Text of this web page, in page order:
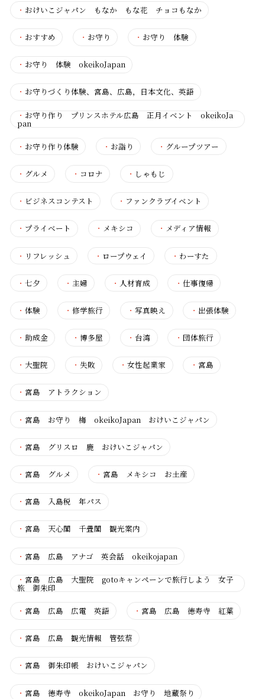
・ おけいこジャパン もなか もな花 チョコもなか
・ おすすめ ・ お守り ・ お守り 体験
・ お守り 体験 okeikoJapan
・ お守りづくり体験、宮島、広島，日本文化、英語
・ お守り作り プリンスホテル広島 正月イベント okeikoJa
pan
・ お守り作り体験 ・ お詣り ・ グループツアー
・ グルメ ・ コロナ ・ しゃもじ
・ ビジネスコンテスト ・ ファンクラブイベント
・ プライベート ・ メキシコ ・ メディア情報
・ リフレッシュ ・ ロープウェイ ・ わーすた
・ 七夕 ・ 主婦 ・ 人材育成 ・ 仕事復帰
・ 体験 ・修学旅行 ・写真映え ・ 出張体験
・ 助成金 ・博多屋 ・ 台湾 ・ 団体旅行
・ 大聖院 ・失敗 ・女性起業家 ・ 宮島
・ 宮島 アトラクション
・ 宮島 お守り 梅 okeikoJapan おけいこジャパン
・ 宮島 グリスロ 鹿 おけいこジャパン
・ 宮島 グルメ ・ 宮島 メキシコ お土産
・ 宮島 入島税 年パス
・ 宮島 天心閣 千畳閣 観光案内
・ 宮島 広島 アナゴ 英会話 okeikojapan
・ 宮島 広島 大聖院 gotoキャンペーンで旅行しよう 女子
旅 御朱印
・ 宮島 広島 広電 英語 ・ 宮島 広島 徳寿寺 紅葉
・ 宮島 広島 観光情報 管弦蔡
・ 宮島 御朱印帳 おけいこジャパン
・ 宮島 徳寿寺 okeikoJapan お守り 地蔵祭り